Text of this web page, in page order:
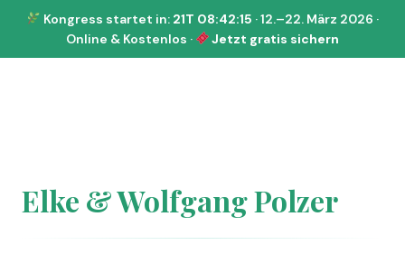
Kongress startet in: 21T 08:42:15 · 12.–22. März 2026 ·
Online & Kostenlos ·
Jetzt gratis sichern
Elke & Wolfgang Polzer